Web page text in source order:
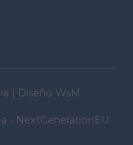
| Diseño WsM
- NextGenerationEU